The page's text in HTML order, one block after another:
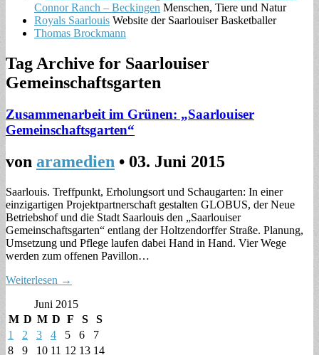
Connor Ranch – Beckingen Menschen, Tiere und Natur
Royals Saarlouis Website der Saarlouiser Basketballer
Thomas Brockmann
Tag Archive for Saarlouiser
Gemeinschaftsgarten
Zusammenarbeit im Grünen: „Saarlouiser
Gemeinschaftsgarten“
von aramedien • 03. Juni 2015
Saarlouis. Treffpunkt, Erholungsort und Schaugarten: In einer
einzigartigen Projektpartnerschaft gestalten GLOBUS, der Neue
Betriebshof und die Stadt Saarlouis den „Saarlouiser
Gemeinschaftsgarten“ entlang der Holtzendorffer Straße. Planung,
Umsetzung und Pflege laufen dabei Hand in Hand. Vier Wege
werden zum offenen Pavillon…
Weiterlesen →
Juni 2015
M D M D F S
S
1
2 3 4 5 6
7
8
9 10 11 12 13 14